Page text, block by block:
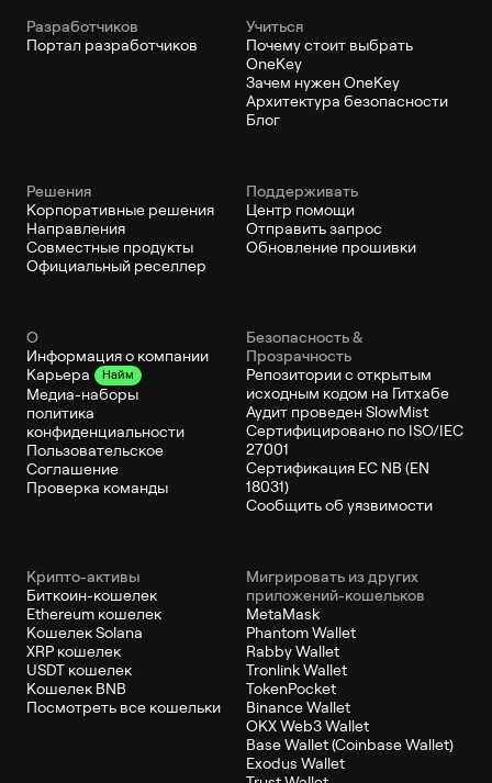
Pазработчиков
Портал разработчиков
Учиться
Почему стоит выбрать
OneKey
Зачем нужен OneKey
Архитектура безопасности
Блог
Решения
Корпоративные решения
Направления
Совместные продукты
Официальный реселлер
Поддерживать
Центр помощи
Отправить запрос
Обновление прошивки
О
Информация о компании
Карьера
Найм
Медиа-наборы
политика
конфиденциальности
Пользовательское
Соглашение
Проверка команды
Безопасность &
Прозрачность
Репозитории с открытым
исходным кодом на Гитхабе
Аудит проведен SlowMist
Сертифицировано по ISO/IEC
27001
Сертификация ЕС NB (EN
18031)
Сообщить об уязвимости
Крипто-активы
Биткоин-кошелек
Ethereum кошелек
Кошелек Solana
XRP кошелек
USDT кошелек
Кошелек BNB
Посмотреть все кошельки
Мигрировать из других
приложений-кошельков
MetaMask
Phantom Wallet
Rabby Wallet
Tronlink Wallet
TokenPocket
Binance Wallet
OKX Web3 Wallet
Base Wallet (Coinbase Wallet)
Exodus Wallet